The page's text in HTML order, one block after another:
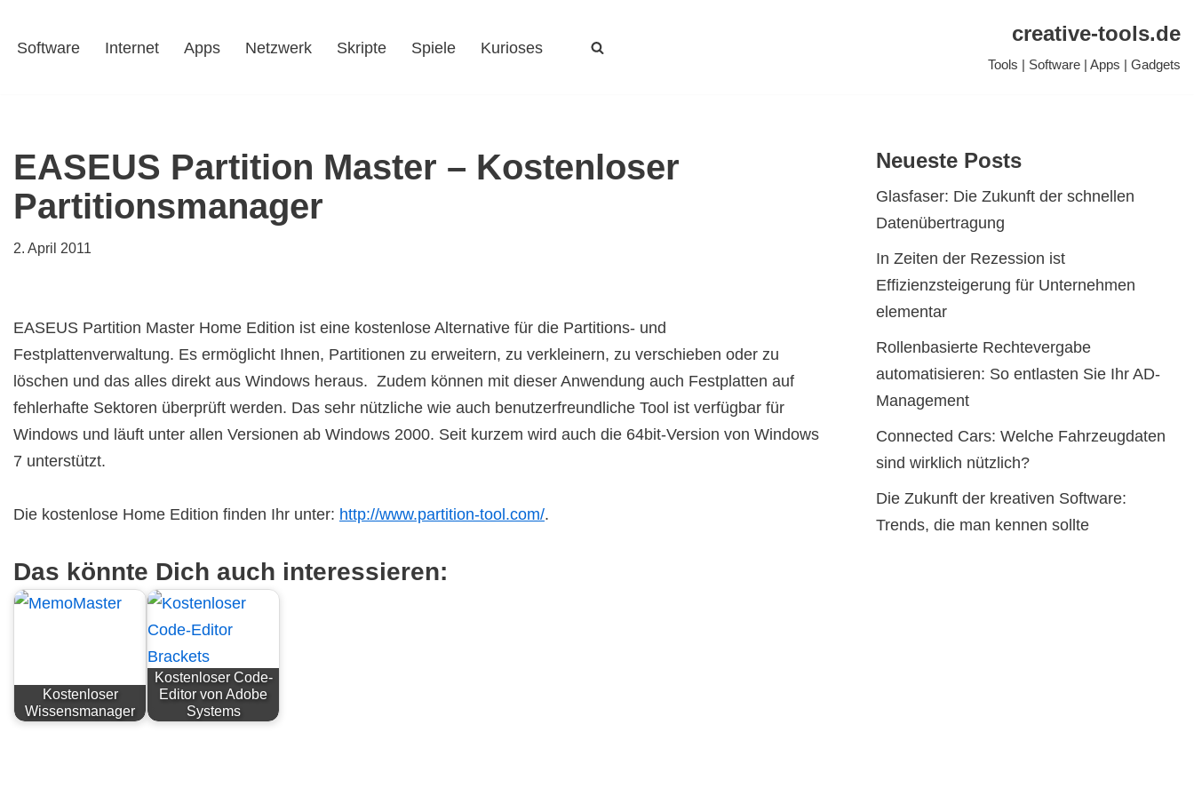
Zum
Software Internet Apps Netzwerk Skripte Spiele Kurioses
creative-tools.de
Tools | Software | Apps | Gadgets
EASEUS Partition Master – Kostenloser
Partitionsmanager
2. April 2011
EASEUS Partition Master Home Edition ist eine kostenlose Alternative für die Partitions- und
Festplattenverwaltung. Es ermöglicht Ihnen, Partitionen zu erweitern, zu verkleinern, zu verschieben oder zu
löschen und das alles direkt aus Windows heraus. Zudem können mit dieser Anwendung auch Festplatten auf
fehlerhafte Sektoren überprüft werden. Das sehr nützliche wie auch benutzerfreundliche Tool ist verfügbar für
Windows und läuft unter allen Versionen ab Windows 2000. Seit kurzem wird auch die 64bit-Version von Windows
7 unterstützt.
Die kostenlose Home Edition finden Ihr unter: http://www.partition-tool.com/.
Das könnte Dich auch interessieren:
Kostenloser
Wissensmanager
Kostenloser Code-
Editor von Adobe
Systems
Neueste Posts
Glasfaser: Die Zukunft der schnellen
Datenübertragung
In Zeiten der Rezession ist
Effizienzsteigerung für Unternehmen
elementar
Rollenbasierte Rechtevergabe
automatisieren: So entlasten Sie Ihr AD-
Management
Connected Cars: Welche Fahrzeugdaten
sind wirklich nützlich?
Die Zukunft der kreativen Software:
Trends, die man kennen sollte